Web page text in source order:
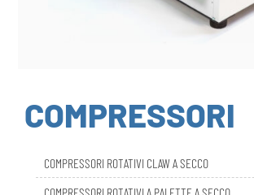
COMPRESSORI
COMPRESSORI ROTATIVI A PALETTE A SECCO